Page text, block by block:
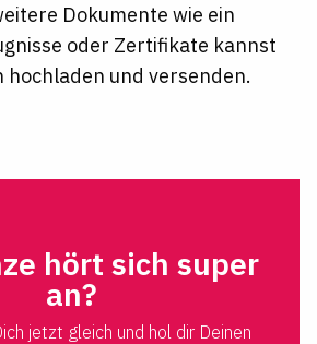
Dokumente wie ein
oder Zertifikate kannst
hochladen und versenden.
hört sich super
an?
jetzt gleich und hol dir Deinen